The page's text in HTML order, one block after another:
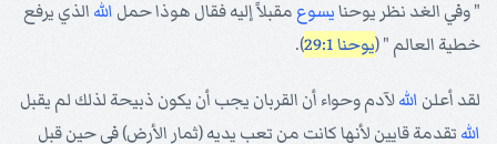
" وفي الغد نظر يوحنايسوع مقبلاً إليه فقال هوذا حمل الله الذي يرفع
خطية العالم " (يوحنا 29:1 ).
لقد أعلن اللهلآدم وحواء أن القربان يجب أن يكون ذبيحة لذلك لم يقبل
الله تقدمة قايين لأنها كانت من تعب يديه (ثمار الأرض) في حين قبل